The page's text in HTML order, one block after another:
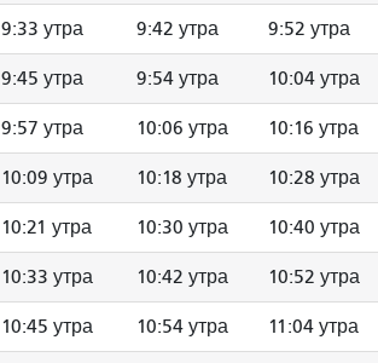
9:33 утра 9:42 утра 9:52 утра
9:45 утра 9:54 утра 10:04 утра
9:57 утра 10:06 утра 10:16 утра
10:09 утра 10:18 утра 10:28 утра
10:21 утра 10:30 утра 10:40 утра
10:33 утра 10:42 утра 10:52 утра
10:45 утра 10:54 утра 11:04 утра